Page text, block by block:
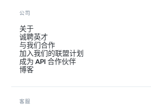
公司
关于
诚聘英才
与我们合作
加入我们的联盟计划
成为 API 合作伙伴
博客
客服